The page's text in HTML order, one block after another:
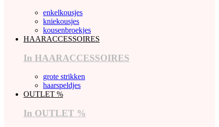
enkelkousjes
kniekousjes
kousenbroekjes
HAARACCESSOIRES
In HAARACCESSOIRES
grote strikken
haarspeldjes
OUTLET %
In OUTLET %